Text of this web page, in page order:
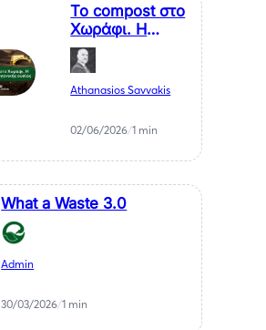
Το compost στο
Χωράφι. Η
κύρια πηγή
οργανικής
ουσίας που η
Ελλάδα αγνοεί
Athanasios Savvakis
02/06/2026/1 min
What a Waste 3.0
Admin
30/03/2026/1 min